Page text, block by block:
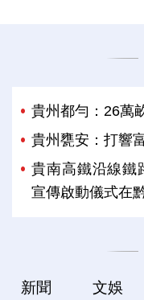
貴州都勻：26萬
貴州甕安：打響
貴南高鐵沿線鐵
宣傳啟動儀式在
新聞 文娛